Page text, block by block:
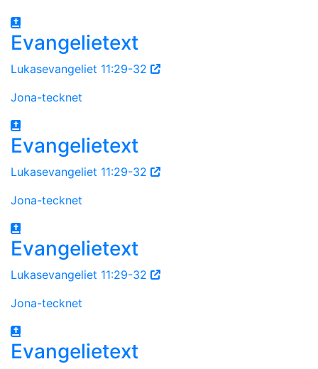
Evangelietext
Lukasevangeliet 11:29-32
Jona-tecknet
Evangelietext
Lukasevangeliet 11:29-32
Jona-tecknet
Evangelietext
Lukasevangeliet 11:29-32
Jona-tecknet
Evangelietext